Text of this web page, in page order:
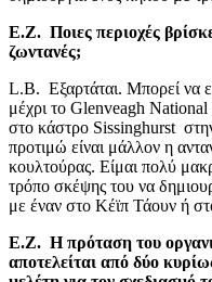
Ε.Ζ. Ποιες περιοχές
ζωντανές;
L.B. Εξαρτάται. Μπορεί να
μέχρι το Glenveagh
στο κάστρο Sissinghurst
προτιμώ είναι μάλλον η
κουλτούρας. Είμαι πολύ
τρόπο σκέψης του να
με έναν στο Κέϊπ Τάουν ή
Ε.Ζ. Η πρόταση του
αποτελείται από δύο